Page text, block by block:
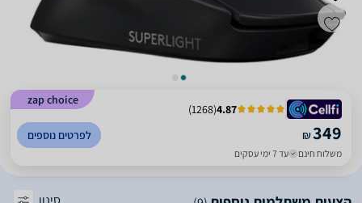
zap choice
4.87
(
1268
)
₪349
משלוח חינם עד 7 ימי עסקים
לפרטים נוספים